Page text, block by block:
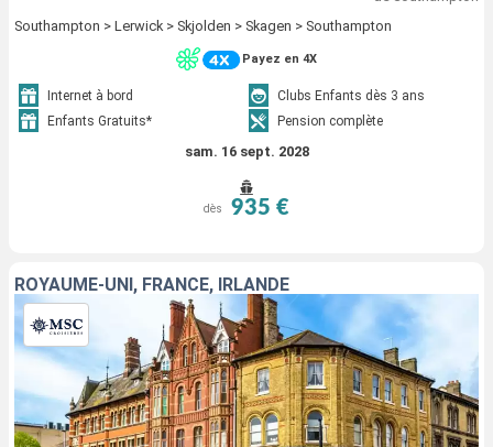
Southampton > Lerwick > Skjolden > Skagen > Southampton
Payez en 4X
Internet à bord
Clubs Enfants dès 3 ans
Enfants Gratuits*
Pension complète
sam. 16 sept. 2028
dès 935 €
ROYAUME-UNI, FRANCE, IRLANDE